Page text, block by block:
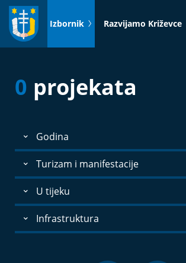
Idi
sadržaj
Izbornik Razvijamo Križevce
0 projekata
Godina
Turizam i manifestacije
U tijeku
Infrastruktura